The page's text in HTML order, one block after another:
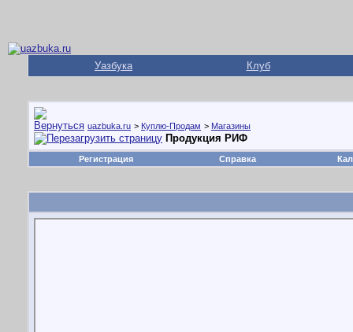
Уазбука Клуб
uazbuka.ru > Куплю-Продам > Магазины
Продукция РИФ
Регистрация Справка